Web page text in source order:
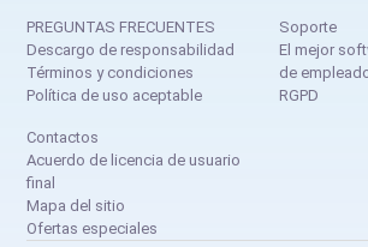
PREGUNTAS FRECUENTES
Descargo de responsabilidad
Términos y condiciones
Política de uso aceptable
Soporte
El mejor
de
RGPD
Contactos
Acuerdo de licencia de usuario
final
Mapa del sitio
Ofertas especiales